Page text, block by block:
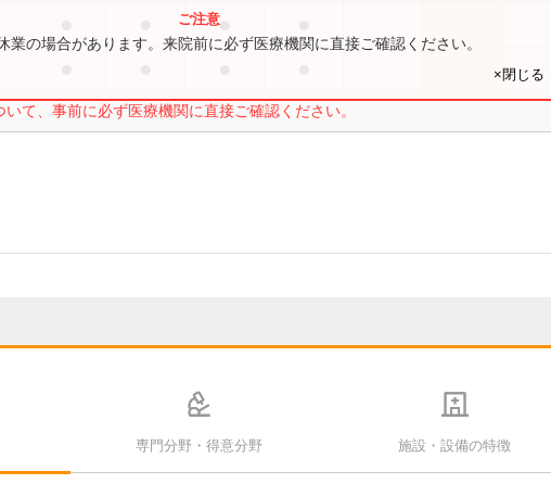
●
て、事前に必ず医療機関に直接ご確認ください。
業の場合があります。来院前に必ず医療機関に直接ご確認ください。
×閉じる
専門分野・得意分野 施設・設備の特徴